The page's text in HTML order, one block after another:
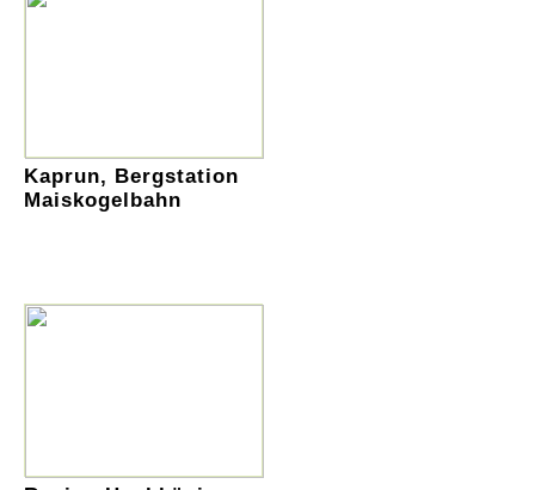
Kaprun, Bergstation
Maiskogelbahn